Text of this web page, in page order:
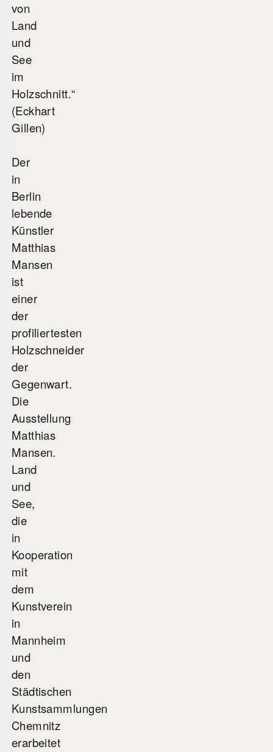
von
Land
und
See
im
Holzschnitt.“
(Eckhart
Gillen)
Der
in
Berlin
lebende
Künstler
Matthias
Mansen
ist
einer
der
profiliertesten
Holzschneider
der
Gegenwart.
Die
Ausstellung
Matthias
Mansen.
Land
und
See,
die
in
Kooperation
mit
dem
Kunstverein
in
Mannheim
und
den
Städtischen
Kunstsammlungen
Chemnitz
erarbeitet